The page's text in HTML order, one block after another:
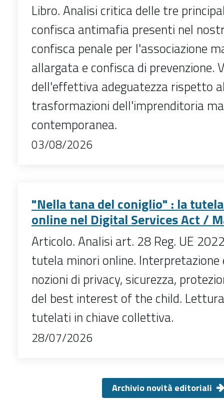
Libro. Analisi critica delle tre
confisca antimafia presenti nel
confisca penale per l'associazione
allargata e confisca di prevenzione.
dell'effettiva adeguatezza rispetto
trasformazioni dell'imprenditoria
contemporanea.
03/08/2026
"Nella tana del coniglio" : la
online nel Digital Services Act /
Articolo. Analisi art. 28 Reg. UE
tutela minori online. Interpretazione
nozioni di privacy, sicurezza,
del best interest of the child.
tutelati in chiave collettiva.
28/07/2026
Archivio novità editoriali